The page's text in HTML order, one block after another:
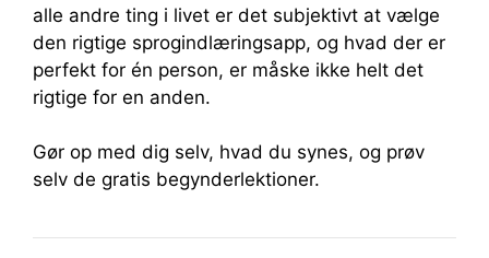
alle andre ting i livet er det subjektivt at vælge
den rigtige sprogindlæringsapp, og hvad der er
perfekt for én person, er måske ikke helt det
rigtige for en anden.
Gør op med dig selv, hvad du synes, og prøv
selv de gratis begynderlektioner.